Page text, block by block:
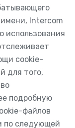
Intercom
использования
cookie-
для того,
подробную
файлов
по следующей